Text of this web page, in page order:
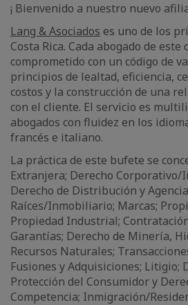
¡ Bienvenido a nuestro nuevo
Lang & Asociados es uno de los
Costa Rica. Cada abogado de este
comprometido con un código de
principios de lealtad, eficiencia,
costos y la construcción de una
con el cliente. El servicio es
abogados con fluidez en los
francés e italiano.
La práctica de este bufete se
Extranjera; Derecho Corporativo/
Derecho de Distribución y
Raíces/Inmobiliario; Marcas;
Propiedad Industrial;
Garantías; Derecho de Minería,
Recursos Naturales;
Fusiones y Adquisiciones; Litigio;
Protección del Consumidor y
Competencia; Inmigración/